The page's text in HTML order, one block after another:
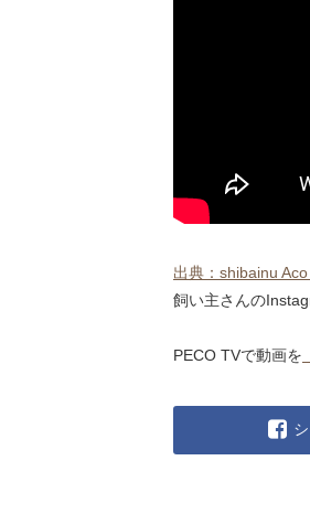
出典：shibainu
飼い主さんの
PECO TVで動画を